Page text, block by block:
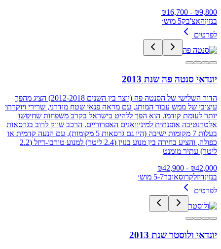
₪9,800
- ₪
16,700
בנזיןהאצ'בק5 מוש׳
לפרטים
יונדאי סנטה פה שנת 2013
הדור השלישי של הסנטה פה (יוצר בין השנים 2012-2018) הציג מהפך
עיצובי של ממש עבור המותג, עם מראה פנאי שטח מודרני, שרירי ויוקרתי
יותר לעומת קודמו. הוא הפך ללהיט בישראל בקרב משפחות שחיפשו
אלטרנטיבה אופנתית למיניוואנים האפרוריים. הרכב שווק לרוב בגרסאות
בעלות 7 מקומות ישיבה (היו גם גרסאות 5 מקומות), עם הנעה קדמית או
כפולה, והציע בחירה בין מנוע בנזין (2.4 ליטר) למנוע טורבו-דיזל (2.2
ליטר) עתיר מומנט
₪42,000
- ₪
42,900
בנזיןדיזלקרוסאובר5-7 מוש׳
לפרטים
יונדאי ולוסטר שנת 2013